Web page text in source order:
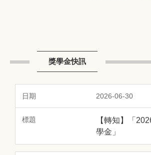
獎學金快訊
2026-06-30
【轉知】「
學金」